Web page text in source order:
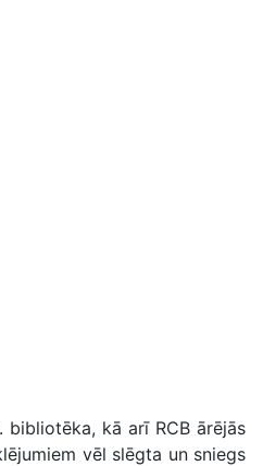
bibliotēka, kā arī RCB ārējās
vēl slēgta un sniegs